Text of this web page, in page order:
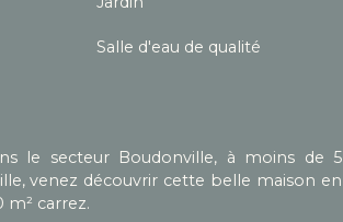
Salle d'eau de qualité
le secteur Boudonville, à moins de 5
venez découvrir cette belle maison en
m² carrez.